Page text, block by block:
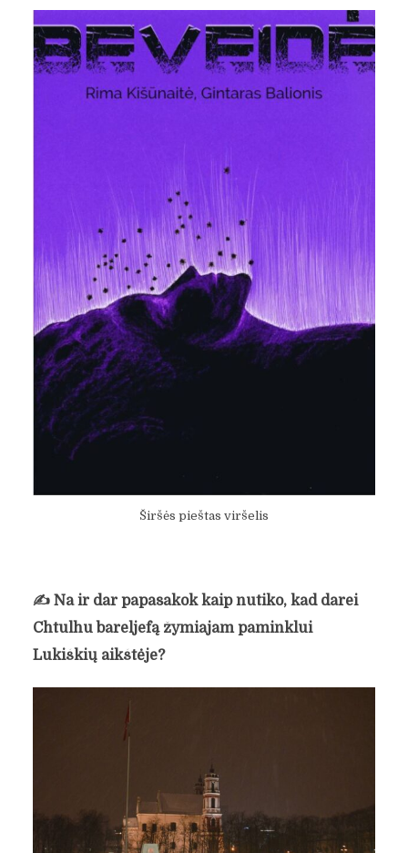
NEMOKAMA“
Greta Musteikienė Rašytojai 20 min. skaitymo
Širšės pieštas viršelis
✍️ Na ir dar papasakok kaip nutiko, kad darei
Chtulhu bareljefą žymiajam paminklui
Lukiškių aikštėje?